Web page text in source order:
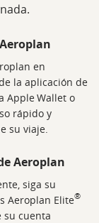
en
la aplicación de
Apple Wallet o
rápido y
su viaje.
Aeroplan
siga su
Aeroplan Elite®
su cuenta